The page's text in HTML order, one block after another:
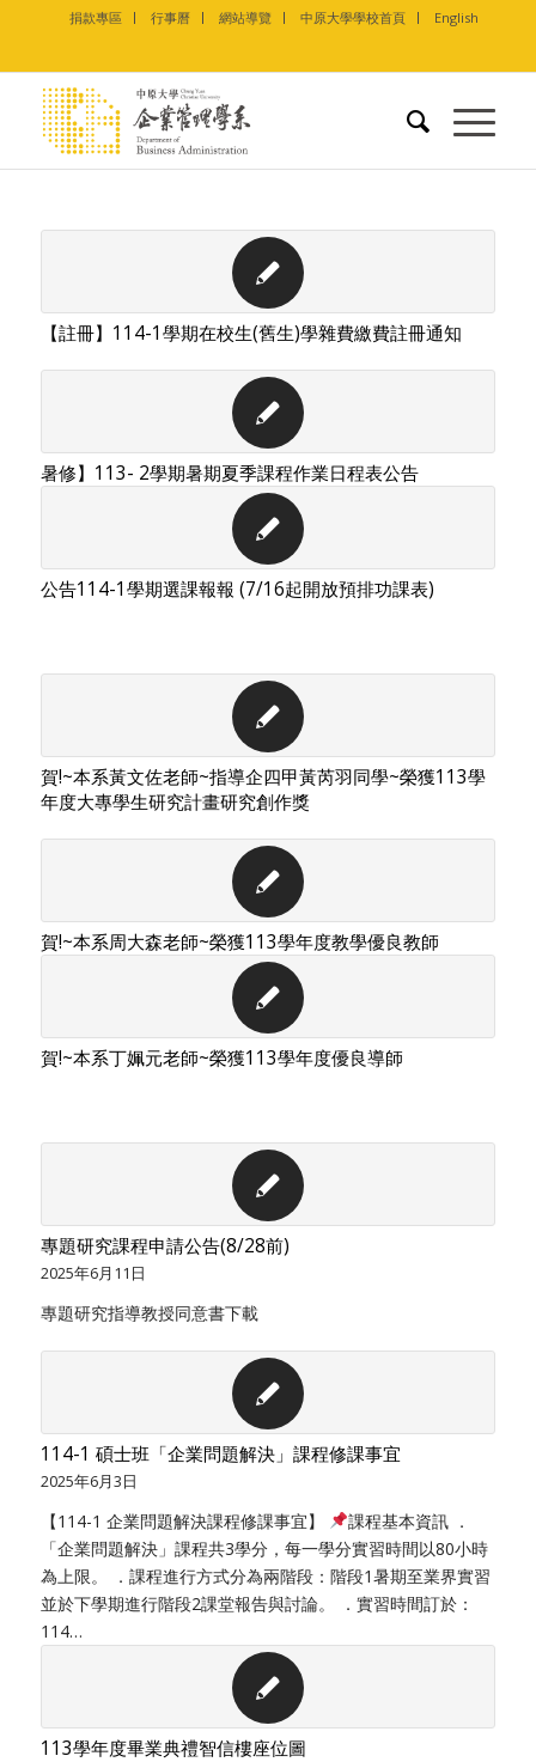
捐款專區 行事曆 網站導覽 中原大學學校首頁 English
【註冊】114-1學期在校生(舊生)學雜費繳費註冊通知
暑修】113- 2學期暑期夏季課程作業日程表公告
公告114-1學期選課報報 (7/16起開放預排功課表)
賀!~本系黃文佐老師~指導企四甲黃芮羽同學~榮獲113學
年度大專學生研究計畫研究創作獎
賀!~本系周大森老師~榮獲113學年度教學優良教師
賀!~本系丁姵元老師~榮獲113學年度優良導師
專題研究課程申請公告(8/28前)
2025年6月11日
專題研究指導教授同意書下載
114-1 碩士班「企業問題解決」課程修課事宜
2025年6月3日
【114-1 企業問題解決課程修課事宜】
課程基本資訊 ．
「企業問題解決」課程共3學分，每一學分實習時間以80小時
為上限。 ．課程進行方式分為兩階段：階段1暑期至業界實習
並於下學期進行階段2課堂報告與討論。 ．實習時間訂於：
114…
113學年度畢業典禮智信樓座位圖